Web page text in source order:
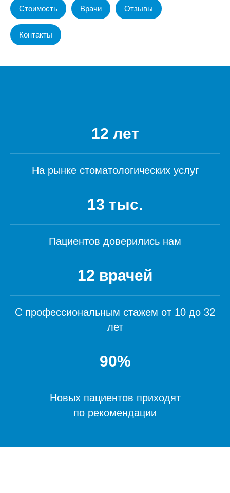
Записаться на приём
Записаться на приём
Стоимость Врачи Отзывы
Контакты
12 лет
На рынке стоматологических услуг
13 тыс.
Пациентов доверились нам
12 врачей
С профессиональным стажем от 10 до 32
лет
90%
Новых пациентов приходят
по рекомендации